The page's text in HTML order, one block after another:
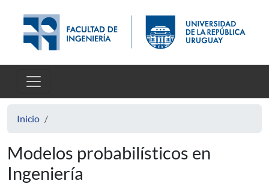
Inicio
Modelos probabilísticos en
Ingeniería